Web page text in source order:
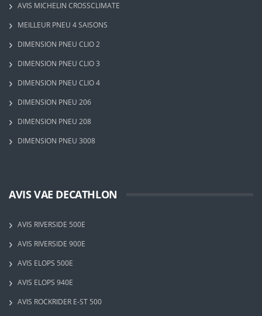
AVIS MICHELIN CROSSCLIMATE
MEILLEUR PNEU 4 SAISONS
DIMENSION PNEU CLIO 2
DIMENSION PNEU CLIO 3
DIMENSION PNEU CLIO 4
DIMENSION PNEU 206
DIMENSION PNEU 208
DIMENSION PNEU 3008
AVIS VAE DECATHLON
AVIS RIVERSIDE 500E
AVIS RIVERSIDE 900E
AVIS ELOPS 500E
AVIS ELOPS 940E
AVIS ROCKRIDER E-ST 500